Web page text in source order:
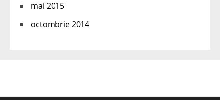
mai 2015
octombrie 2014